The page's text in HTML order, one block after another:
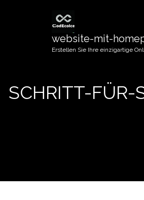
website-mit-
Erstellen Sie Ihre einzigartige
SCHRITT-FÜR-